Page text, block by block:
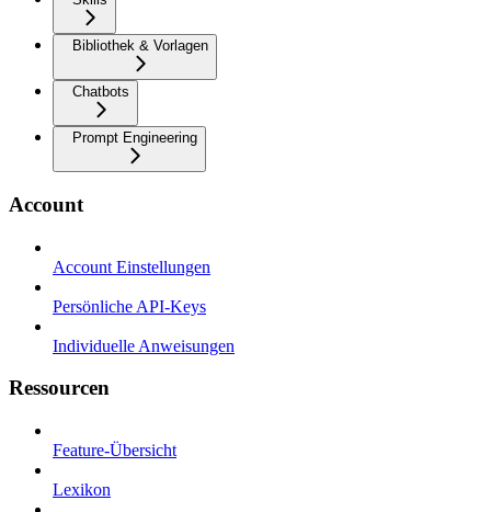
Bibliothek & Vorlagen
Chatbots
Prompt Engineering
Account
Account Einstellungen
Persönliche API-Keys
Individuelle Anweisungen
Ressourcen
Feature-Übersicht
Lexikon